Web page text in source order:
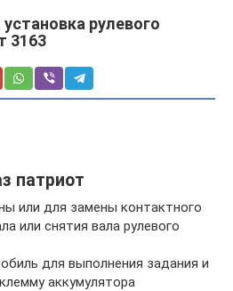
рулевого
3163
патриот
или для замены контактного
или снятия вала рулевого
для выполнения задания и
аккумулятора